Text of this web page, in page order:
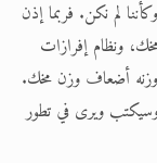
لم نكن. فربما إذن
ونظام إفرازات
وزنه أضعاف وزن مخك.
ويرى في تطور